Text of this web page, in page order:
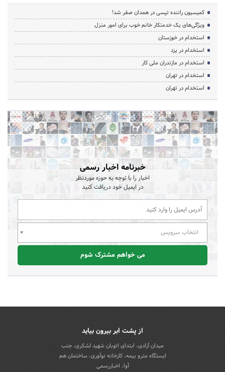
کمیسیون راننده تپسی در همدان صفر شد!
ویژگی‌های یک خدمتکار خانم خوب برای امور منزل
استخدام در خوزستان
استخدام در یزد
استخدام در مازندران ملی کار
استخدام در تهران
استخدام در تهران
خبرنامه اخبار رسمی
اخبار را با توجه به حوزه موردنظر
در ایمیل خود دریافت کنید
انتخاب سرویس
می خواهم مشترک شوم
از پشت ابر بیرون بیاید
میدان آزادی، ابتدای اتوبان شهید لشکری، جنب
ایستگاه مترو بیمه، کارخانه نوآوری، ساختمان هم
آوا، اخباررسمی